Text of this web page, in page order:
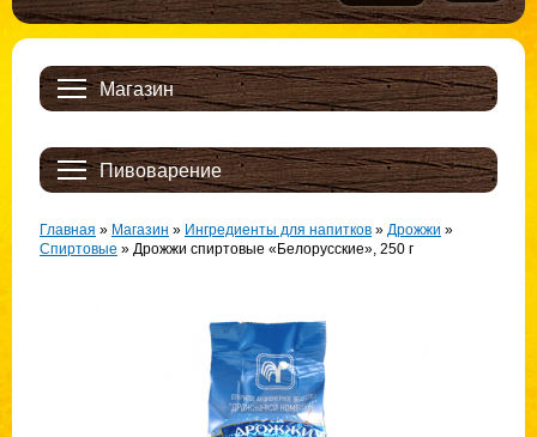
Магазин
Пивоварение
Главная » Магазин » Ингредиенты для напитков » Дрожжи »
Спиртовые » Дрожжи спиртовые «Белорусские», 250 г